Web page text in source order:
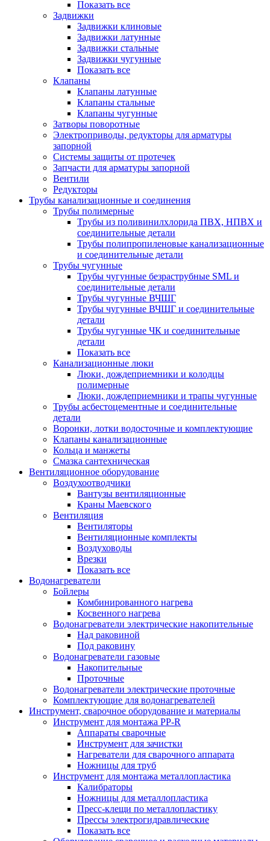
Показать все
Задвижки
Задвижки клиновые
Задвижки латунные
Задвижки стальные
Задвижки чугунные
Показать все
Клапаны
Клапаны латунные
Клапаны стальные
Клапаны чугунные
Затворы поворотные
Электроприводы, редукторы для арматуры
запорной
Системы защиты от протечек
Запчасти для арматуры запорной
Вентили
Редукторы
Трубы канализационные и соединения
Трубы полимерные
Трубы из поливинилхлорида ПВХ, НПВХ и
соединительные детали
Трубы полипропиленовые канализационные
и соединительные детали
Трубы чугунные
Трубы чугунные безраструбные SML и
соединительные детали
Трубы чугунные ВЧШГ
Трубы чугунные ВЧШГ и соединительные
детали
Трубы чугунные ЧК и соединительные
детали
Показать все
Канализационные люки
Люки, дождеприемники и колодцы
полимерные
Люки, дождеприемники и трапы чугунные
Трубы асбестоцементные и соединительные
детали
Воронки, лотки водосточные и комплектующие
Клапаны канализационные
Кольца и манжеты
Смазка сантехническая
Вентиляционное оборудование
Воздухоотводчики
Вантузы вентиляционные
Краны Маевского
Вентиляция
Вентиляторы
Вентиляционные комплекты
Воздуховоды
Врезки
Показать все
Водонагреватели
Бойлеры
Комбинированного нагрева
Косвенного нагрева
Водонагреватели электрические накопительные
Над раковиной
Под раковину
Водонагреватели газовые
Накопительные
Проточные
Водонагреватели электрические проточные
Комплектующие для водонагревателей
Инструмент, сварочное оборудование и материалы
Инструмент для монтажа PP-R
Аппараты сварочные
Инструмент для зачистки
Нагреватели для сварочного аппарата
Ножницы для труб
Инструмент для монтажа металлопластика
Калибраторы
Ножницы для металлопластика
Пресс-клещи по металлопластику
Прессы электрогидравлические
Показать все